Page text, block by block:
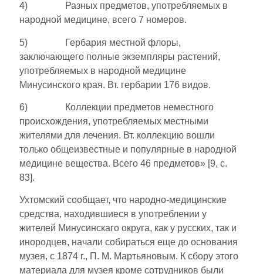
4) Разных предметов, употребляемых в
народной медицине, всего 7 номеров.
5) Гербария местной флоры,
заключающего полные экземпляры растений,
употребляемых в народ­ной медицине
Минусинского края. Вт. гербарии 176 видов.
6) Коллекции предметов неместного
происхождения, употребляемых местными
жителями для ле­чения. Вт. коллекцию вошли
только общеизвестные и популярные в народной
медицине ве­щества. Всего 46 предметов» [9, с.
83].
Ухтомский сообщает, что народно-медицинские
средства, находившиеся в употреблении у
жителей Минусинскаго округа, как у русских, так и
инородцев, начали собираться еще до основания
музея, с 1874 г., П. М. Мартьяновым. К сбору этого
материала для музея кроме сотрудников были